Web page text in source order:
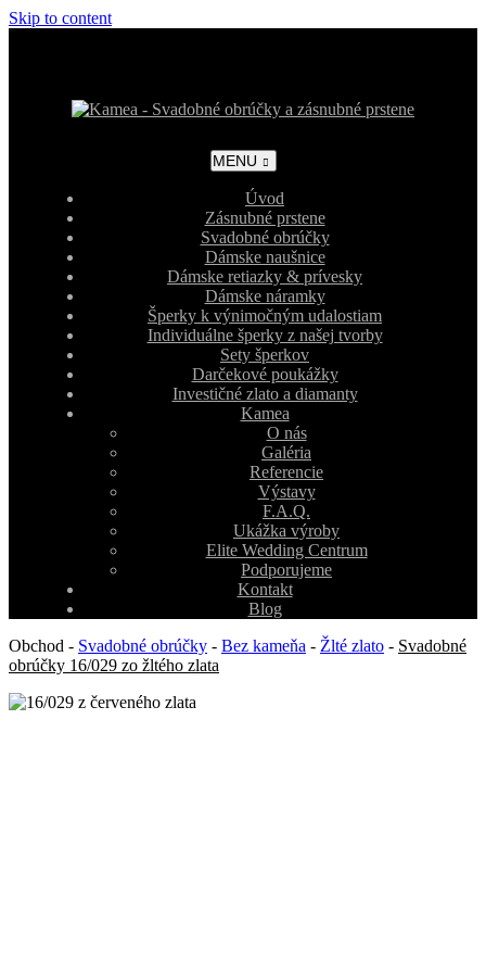
Skip to content
MENU
Úvod
Zásnubné prstene
Svadobné obrúčky
Dámske naušnice
Dámske retiazky & prívesky
Dámske náramky
Šperky k výnimočným udalostiam
Individuálne šperky z našej tvorby
Sety šperkov
Darčekové poukážky
Investičné zlato a diamanty
Kamea
O nás
Galéria
Referencie
Výstavy
F.A.Q.
Ukážka výroby
Elite Wedding Centrum
Podporujeme
Kontakt
Blog
Obchod - Svadobné obrúčky - Bez kameňa - Žlté zlato - Svadobné
obrúčky 16/029 zo žltého zlata